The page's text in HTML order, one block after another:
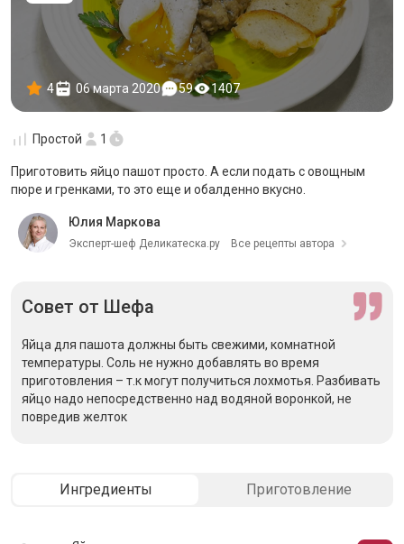
4 06 марта 2020 59 1407
Простой 1
Приготовить яйцо пашот просто. А если подать с овощным
пюре и гренками, то это еще и обалденно вкусно.
Юлия Маркова
Эксперт-шеф Деликатеска.ру Все рецепты автора
Совет от Шефа
Яйца для пашота должны быть свежими, комнатной
температуры. Соль не нужно добавлять во время
приготовления – т.к могут получиться лохмотья. Разбивать
яйцо надо непосредственно над водяной воронкой, не
повредив желток
Ингредиенты Приготовление